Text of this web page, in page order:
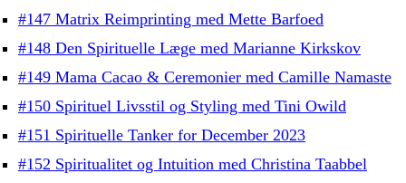
#147 Matrix Reimprinting med Mette Barfoed
#148 Den Spirituelle Læge med Marianne Kirkskov
#149 Mama Cacao & Ceremonier med Camille Namaste
#150 Spirituel Livsstil og Styling med Tini Owild
#151 Spirituelle Tanker for December 2023
#152 Spiritualitet og Intuition med Christina Taabbel